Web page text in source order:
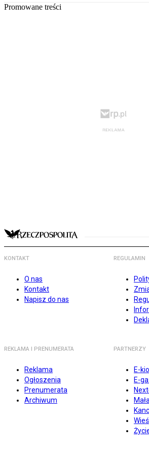
Promowane treści
KONTAKT
O nas
Kontakt
Napisz do nas
REGULAMIN
REKLAMA I PRENUMERATA
Reklama
Ogłoszenia
Prenumerata
Archiwum
PARTNERZY
E-
E-